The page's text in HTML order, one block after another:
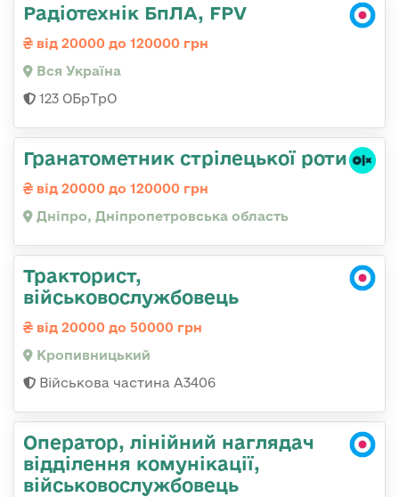
Радіотехнік БпЛА, FPV
від 20000 до 120000 грн
Вся Україна
123 ОБрТрО
Гранатометник стрілецької роти
від 20000 до 120000 грн
Дніпро, Дніпропетровська область
Тракторист,
військовослужбовець
від 20000 до 50000 грн
Кропивницький
Військова частина А3406
Оператор, лінійний наглядач
відділення комунікації,
військовослужбовець